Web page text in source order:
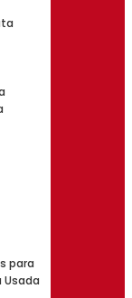
para
Usada